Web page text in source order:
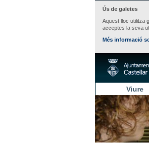
Ús de galetes
Aquest lloc utilitza
acceptes la seva
Més informació
Viure